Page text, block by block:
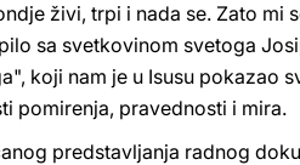
živi, trpi i nada se. Zato mi
sa svetkovinom svetoga
koji nam je u Isusu pokazao
pomirenja, pravednosti i mira.
predstavljanja radnog